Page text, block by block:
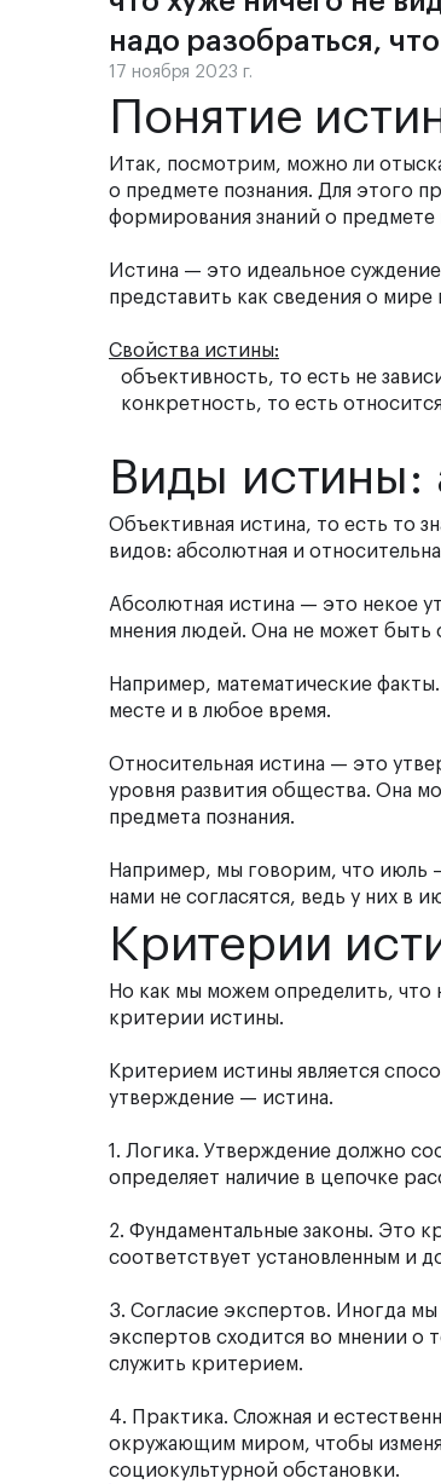
надо разобраться,
17 ноября 2023 г.
Понятие
Итак, посмотрим, можно ли
о предмете познания. Для этого
формирования знаний о предмете
Истина — это идеальное
представить как сведения о мире
Свойства истины:
объективность, то есть не
конкретность, то есть
Виды истины:
Объективная истина, то есть то
видов: абсолютная и
Абсолютная истина — это некое
мнения людей. Она не может быть
Например, математические
месте и в любое время.
Относительная истина — это
уровня развития общества. Она
предмета познания.
Например, мы говорим, что июль
нами не согласятся, ведь у них в
Критерии
Но как мы можем определить, что
критерии истины.
Критерием истины является
утверждение — истина.
1. Логика. Утверждение должно
определяет наличие в цепочке
2. Фундаментальные законы. Это
соответствует установленным и
3. Согласие экспертов. Иногда мы
экспертов сходится во мнении о
служить критерием.
4. Практика. Сложная и
окружающим миром, чтобы
социокультурной обстановки.